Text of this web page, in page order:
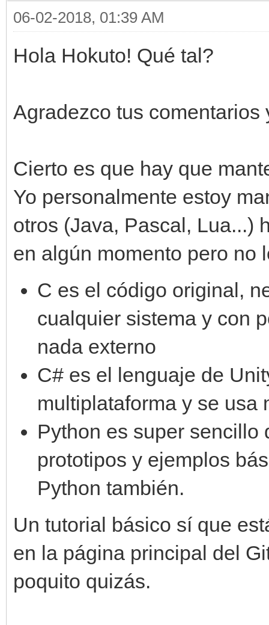
06-02-2018, 01:39 AM
Hola Hokuto! Qué tal?
Agradezco tus comentarios
Cierto es que hay que
Yo personalmente estoy
otros (Java, Pascal, Lua...)
en algún momento pero no
C es el código original,
cualquier sistema y con
nada externo
C# es el lenguaje de
multiplataforma y se usa
Python es super sencillo
prototipos y ejemplos
Python también.
Un tutorial básico sí que
en la página principal del
poquito quizás.